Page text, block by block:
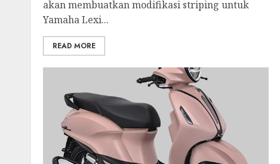
akan membuatkan modifikasi striping untuk
Yamaha Lexi...
READ MORE